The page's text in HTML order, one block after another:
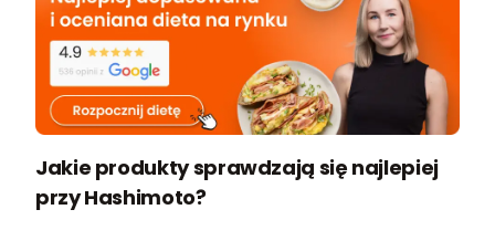
Jakie produkty sprawdzają się najlepiej
przy Hashimoto?